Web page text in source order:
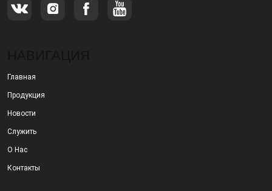
Главная
Продукция
Новости
Служить
О Нас
Контакты